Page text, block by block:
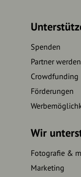
Spenden
Partner werden
Crowdfunding
Förderungen
Wir
Fotografie &
Marketing